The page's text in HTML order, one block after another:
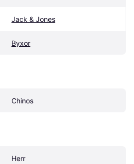
Jack & Jones
Byxor
Chinos
Herr